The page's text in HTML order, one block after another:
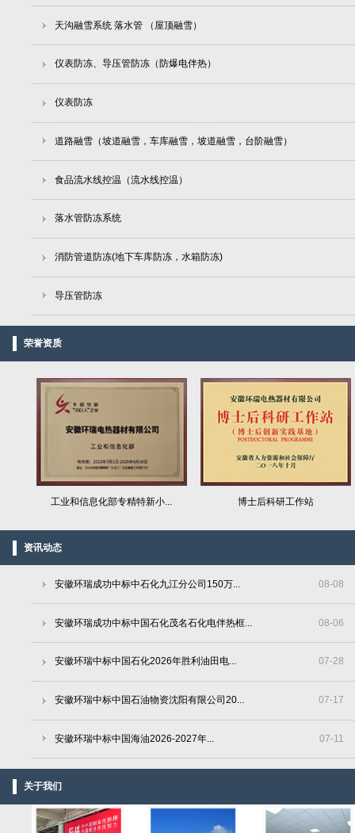
天沟融雪系统 落水管 （屋顶融雪）
仪表防冻、导压管防冻（防爆电伴热）
仪表防冻
道路融雪（坡道融雪，车库融雪，坡道融雪，台阶融雪）
食品流水线控温（流水线控温）
落水管防冻系统
消防管道防冻(地下车库防冻，水箱防冻)
导压管防冻
荣誉资质
工业和信息化部专精特新小... 博士后科研工作站
资讯动态
08-08
安徽环瑞成功中标中石化九江分公司150万...
08-06
安徽环瑞成功中标中国石化茂名石化电伴热框...
07-28
安徽环瑞中标中国石化2026年胜利油田电...
07-17
安徽环瑞中标中国石油物资沈阳有限公司20...
07-11
安徽环瑞中标中国海油2026-2027年...
关于我们